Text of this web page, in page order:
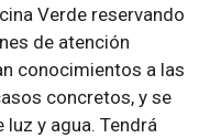
Verde reservando
de atención
conocimientos a las
concretos, y se
y agua. Tendrá